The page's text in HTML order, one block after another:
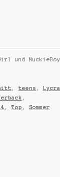
und MuckieBoy
, teens , Lycra
,
,Top , Sommer